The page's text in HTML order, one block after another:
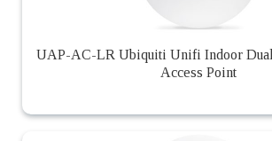
UAP-AC-LR Ubiquiti Unifi Indoor Dual
Access Point